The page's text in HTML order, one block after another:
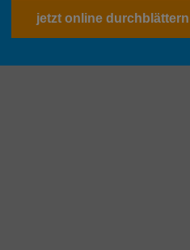
jetzt online durchblättern